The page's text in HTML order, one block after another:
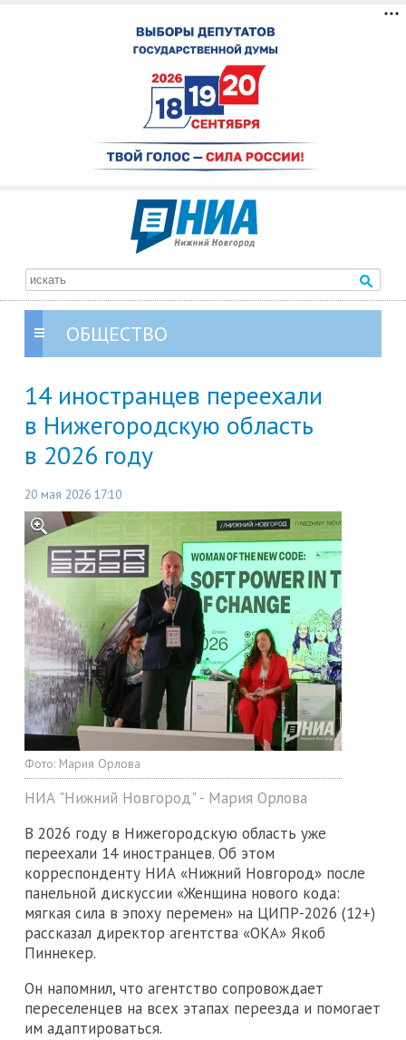
ОБЩЕСТВО
14 иностранцев переехали
в Нижегородскую область
в 2026 году
20 мая 2026 17:10
Фото: Мария Орлова
НИА "Нижний Новгород" - Мария Орлова
В 2026 году в Нижегородскую область уже
переехали 14 иностранцев. Об этом
корреспонденту НИА «Нижний Новгород» после
панельной дискуссии «Женщина нового кода:
мягкая сила в эпоху перемен» на ЦИПР-2026 (12+)
рассказал директор агентства «ОКА» Якоб
Пиннекер.
Он напомнил, что агентство сопровождает
переселенцев на всех этапах переезда и помогает
им адаптироваться.